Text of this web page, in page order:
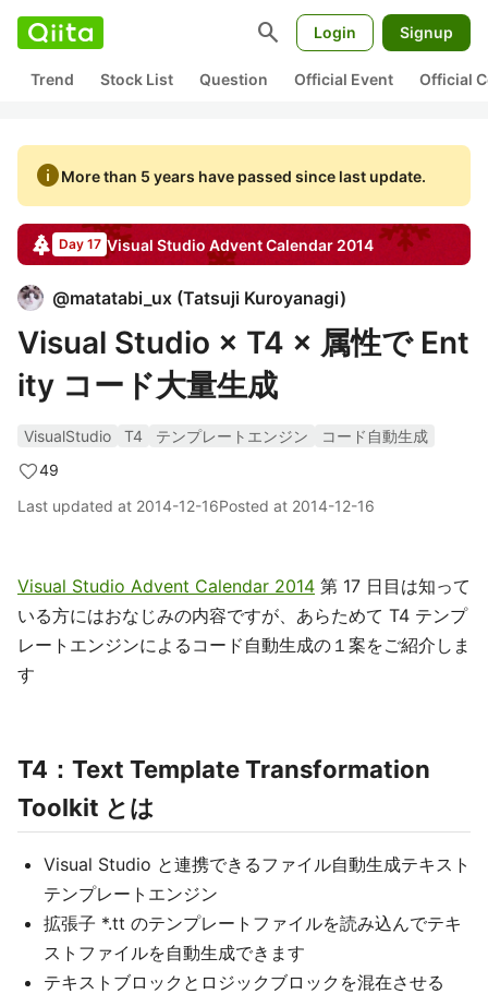
search Login Signup
Trend Stock List Question Official Event Official
infoMore than 5 years have passed since last update.
Day 17 Visual Studio Advent Calendar 2014
@matatabi_ux (Tatsuji Kuroyanagi)
Visual Studio × T4 × 属性で Ent
ity コード大量生成
VisualStudio T4 テンプレートエンジン
コード自動生成
49
Last updated at 2014-12-16Posted at 2014-12-16
Visual Studio Advent Calendar 2014 第 17 日目は知って
いる方にはおなじみの内容ですが、あらためて T4 テンプ
レートエンジンによるコード自動生成の１案をご紹介しま
す
T4：Text Template Transformation
Toolkit とは
Visual Studio と連携できるファイル自動生成テキスト
テンプレートエンジン
拡張子 *.tt のテンプレートファイルを読み込んでテキ
ストファイルを自動生成できます
テキストブロックとロジックブロックを混在させる